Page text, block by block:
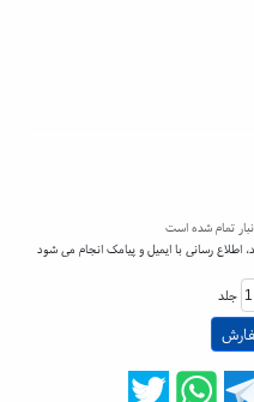
تمام شده است
اطلاع رسانی با ایمیل و پیامک انجام می شود
جلد